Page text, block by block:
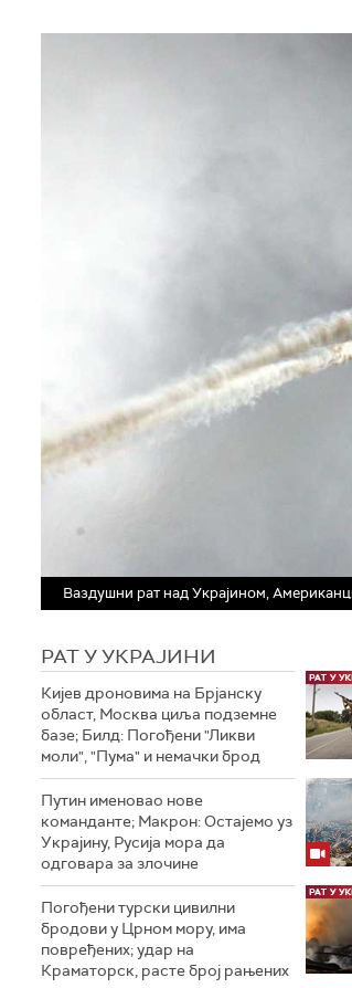
Ваздушни рат над Украјином,
РАТ У УКРАЈИНИ
Кијев дроновима на Брјанску
област, Москва циља подземне
базе; Билд: Погођени "Ликви
моли", "Пума" и немачки брод
Путин именовао нове
команданте; Макрон: Остајемо уз
Украјину, Русија мора да
одговара за злочине
Погођени турски цивилни
бродови у Црном мору, има
повређених; удар на
Краматорск, расте број рањених